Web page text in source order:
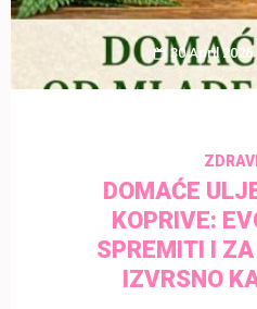
30 April 2026
DOMAĆE
KOPRIVE:
SPREMITI I
IZVRSNO